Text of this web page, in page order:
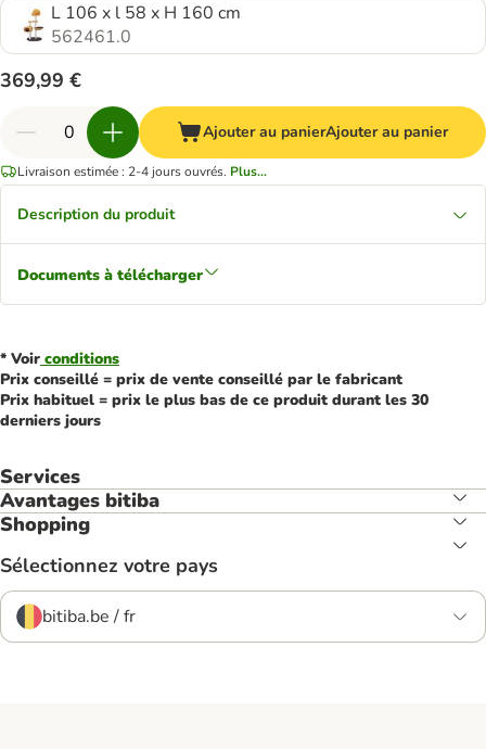
L 106 x l 58 x H 160 cm
562461.0
369,99 €
Ajouter au panierAjouter au panier
Livraison estimée : 2-4 jours ouvrés. Plus...
Description du produit
Documents à télécharger
* Voir conditions
Prix conseillé = prix de vente conseillé par le fabricant
Prix habituel = prix le plus bas de ce produit durant les 30
derniers jours
Services
Avantages bitiba
Shopping
Sélectionnez votre pays
bitiba.be / fr